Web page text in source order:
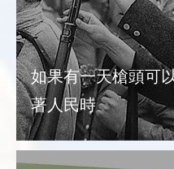
如果有一天槍頭可
著人民時